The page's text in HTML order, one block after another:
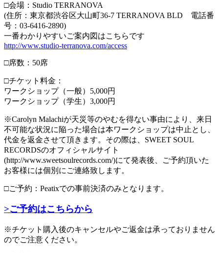
□会場：Studio TERRANOVA
(住所：東京都渋谷区大山町36-7 TERRANOVA BLD 電話番
号：03-6416-2890)
一番わかりやすいご案内図はこちらです
http://www.studio-terranova.com/access
□席数：50席
□チケット料金：
ワークショップ（一般）5,000円
ワークショップ（学生）3,000円
※Carolyn Malachiが天災等のやむを得ない事由により、来日
不可能な状況に陥った場合は本ワークショップは中止とし、
代金を返金させて頂きます。その際は、SWEET SOUL
RECORDSのオフィシャルサイト
(http://www.sweetsoulrecords.com/)にて発表後、ご予約頂いた
お客様には個別にご連絡致します。
□ご予約：Peatixでの事前決済のみとなります。
>ご予約はこちらから
※チケット購入後のキャンセルやご返金は承っておりません
のでご注意ください。